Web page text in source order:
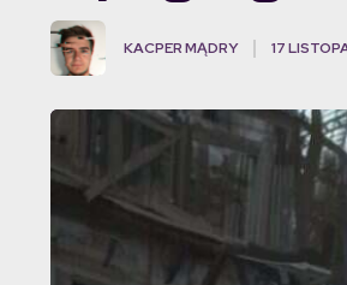
KACPER MĄDRY 17